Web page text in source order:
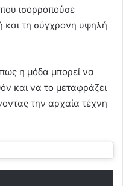
ισορροπούσε
και τη σύγχρονη υψηλή
η μόδα μπορεί να
και να το μεταφράζει
την αρχαία τέχνη